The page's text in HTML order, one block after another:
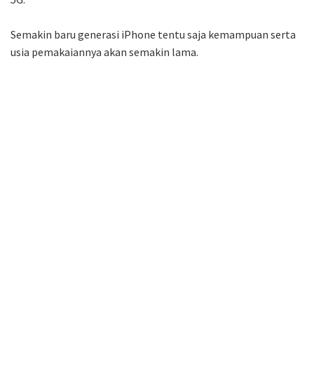
Semakin baru generasi iPhone tentu saja kemampuan serta
usia pemakaiannya akan semakin lama.